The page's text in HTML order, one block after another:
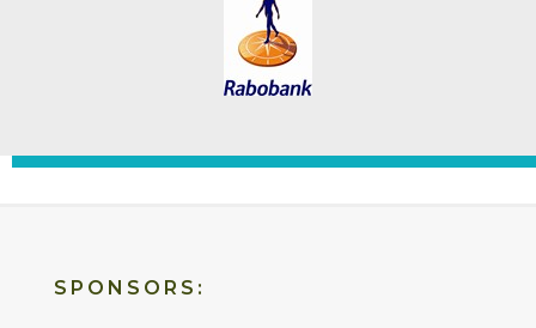
SPONSORS: